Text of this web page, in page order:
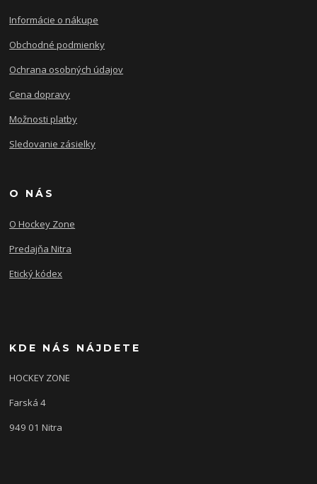
Informácie o nákupe
Obchodné podmienky
Ochrana osobných údajov
Cena dopravy
Možnosti platby
Sledovanie zásielky
O NÁS
O Hockey Zone
Predajňa Nitra
Etický kódex
KDE NÁS NÁJDETE
HOCKEY ZONE
Farská 4
949 01 Nitra